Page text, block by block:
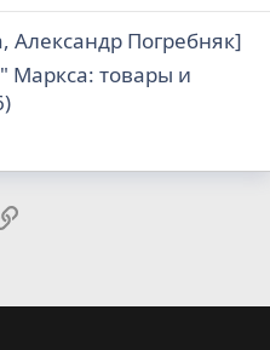
Александр Погребняк]
Маркса: товары и
почта
Ссылка